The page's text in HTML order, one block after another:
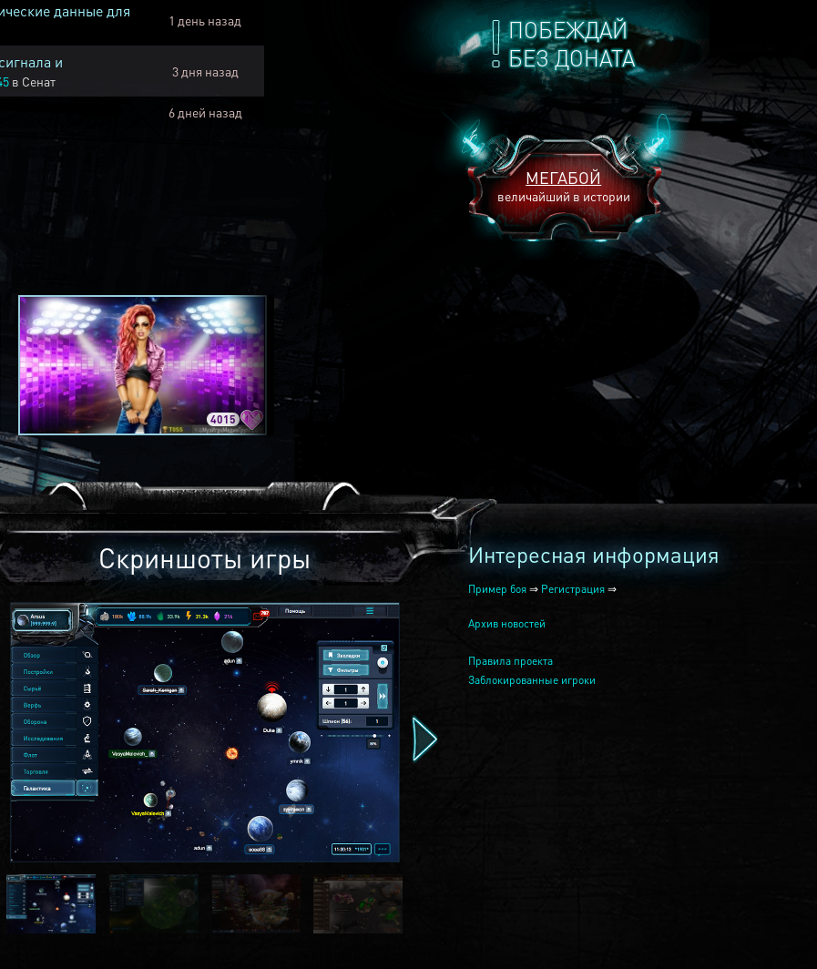
ПОБЕЖДАЙ
БЕЗ ДОНАТА
МЕГАБОЙ
величайший в истории
данные для
1 день назад
и
в Сенат
3 дня назад
6 дней назад
4015 2240
Скриншоты игры Интересная информация
Пример боя ⇒ Регистрация ⇒
Архив новостей
Правила проекта
Заблокированные игроки